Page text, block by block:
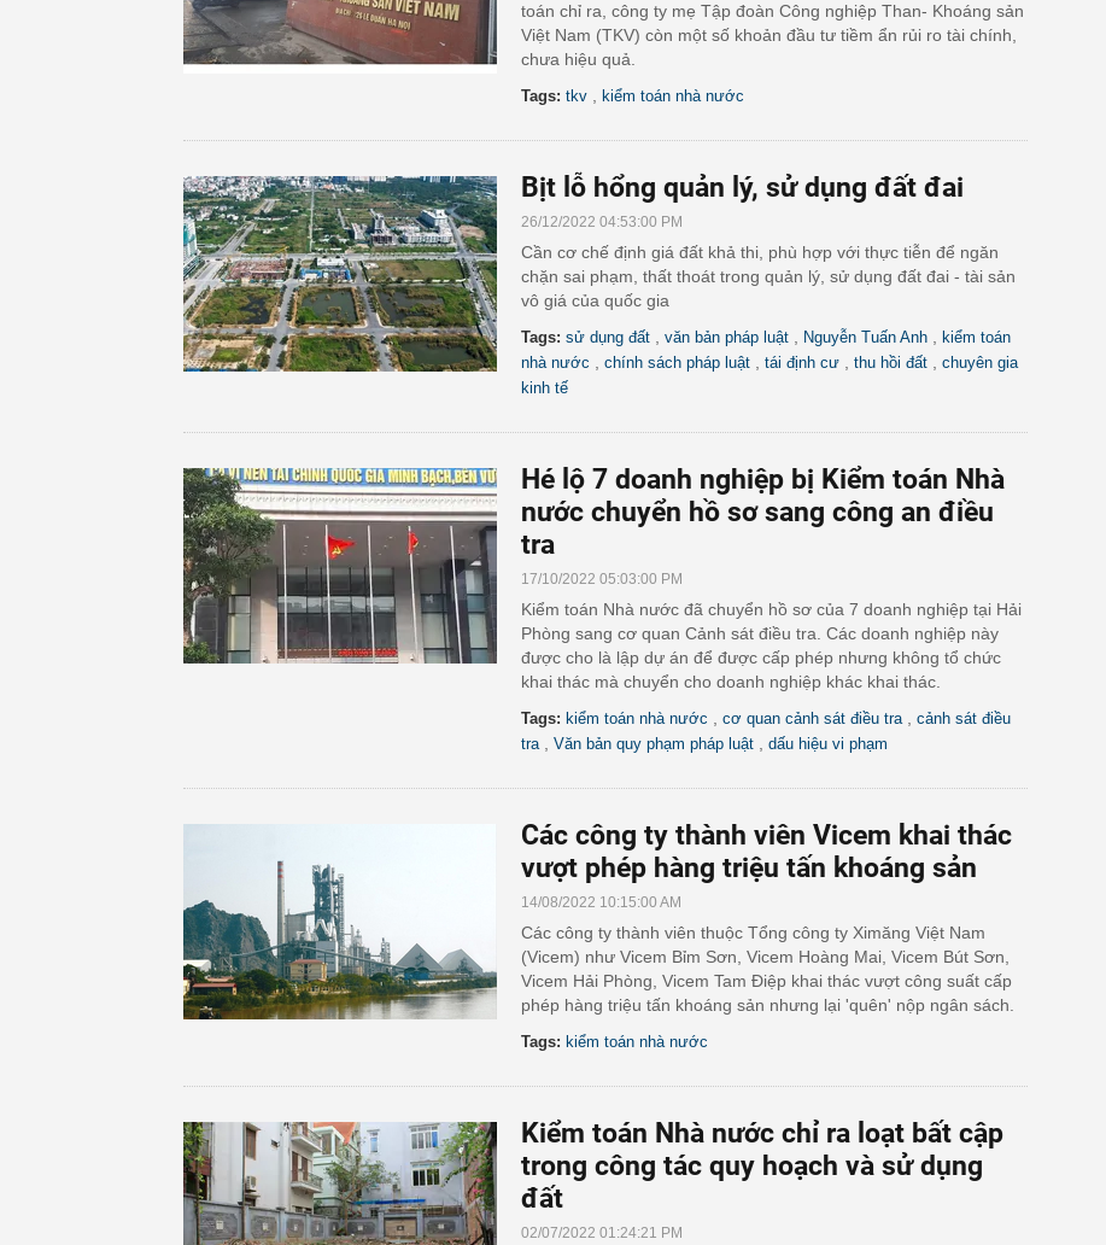
toán chỉ ra, công ty mẹ Tập đoàn Công nghiệp Than- Khoáng sản
Việt Nam (TKV) còn một số khoản đầu tư tiềm ẩn rủi ro tài chính,
chưa hiệu quả.
Tags: tkv kiểm toán nhà nước
Bịt lỗ hổng quản lý, sử dụng đất đai
26/12/2022 04:53:00 PM
Cần cơ chế định giá đất khả thi, phù hợp với thực tiễn để ngăn
chặn sai phạm, thất thoát trong quản lý, sử dụng đất đai - tài sản
vô giá của quốc gia
Tags: sử dụng đất văn bản pháp luật Nguyễn Tuấn Anh
kiểm toán
nhà nước
chính sách pháp luật tái định cư thu hồi đất
chuyên gia
kinh tế
Hé lộ 7 doanh nghiệp bị Kiểm toán Nhà
nước chuyển hồ sơ sang công an điều
tra
17/10/2022 05:03:00 PM
Kiểm toán Nhà nước đã chuyển hồ sơ của 7 doanh nghiệp tại Hải
Phòng sang cơ quan Cảnh sát điều tra. Các doanh nghiệp này
được cho là lập dự án để được cấp phép nhưng không tổ chức
khai thác mà chuyển cho doanh nghiệp khác khai thác.
Tags: kiểm toán nhà nước cơ quan cảnh sát điều tra
cảnh sát điều
tra
Văn bản quy phạm pháp luật dấu hiệu vi phạm
Các công ty thành viên Vicem khai thác
vượt phép hàng triệu tấn khoáng sản
14/08/2022 10:15:00 AM
Các công ty thành viên thuộc Tổng công ty Ximăng Việt Nam
(Vicem) như Vicem Bỉm Sơn, Vicem Hoàng Mai, Vicem Bút Sơn,
Vicem Hải Phòng, Vicem Tam Điệp khai thác vượt công suất cấp
phép hàng triệu tấn khoáng sản nhưng lại 'quên' nộp ngân sách.
Tags: kiểm toán nhà nước
Kiểm toán Nhà nước chỉ ra loạt bất cập
trong công tác quy hoạch và sử dụng
đất
02/07/2022 01:24:21 PM